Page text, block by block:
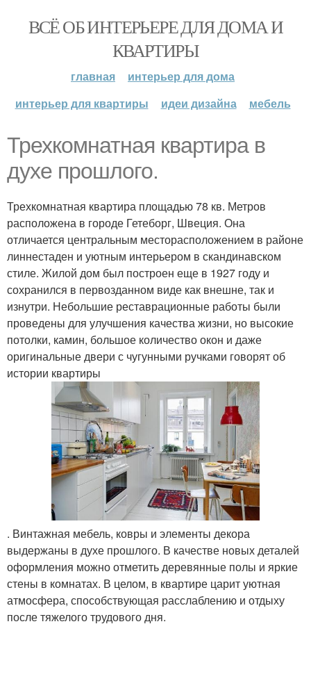
ВСЁ ОБ ИНТЕРЬЕРЕ ДЛЯ ДОМА И
КВАРТИРЫ
главная
интерьер для дома
интерьер для квартиры
идеи дизайна мебель
Трехкомнатная квартира в
духе прошлого.
Трехкомнатная квартира площадью 78 кв. Метров
расположена в городе Гетеборг, Швеция. Она
отличается центральным месторасположением в районе
линнестаден и уютным интерьером в скандинавском
стиле. Жилой дом был построен еще в 1927 году и
сохранился в первозданном виде как внешне, так и
изнутри. Небольшие реставрационные работы были
проведены для улучшения качества жизни, но высокие
потолки, камин, большое количество окон и даже
оригинальные двери с чугунными ручками говорят об
истории квартиры
. Винтажная мебель, ковры и элементы декора
выдержаны в духе прошлого. В качестве новых деталей
оформления можно отметить деревянные полы и яркие
стены в комнатах. В целом, в квартире царит уютная
атмосфера, способствующая расслаблению и отдыху
после тяжелого трудового дня.